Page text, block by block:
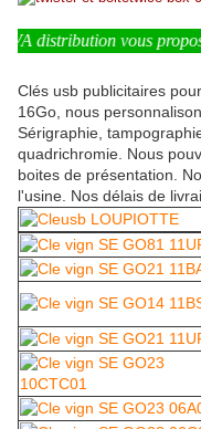
distribution vous propose
Clés usb publicitaires
16Go, nous
Sérigraphie,
quadrichromie. Nous
boites de présentation.
l'usine. Nos délais de